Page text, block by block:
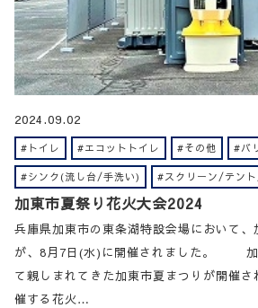
2024.09.02
#トイレ #エコットトイレ #その他 #バ
#シンク(流し台/手洗い) #スクリーン/テン
加東市夏祭り花火大会2024
兵庫県加東市の東条湖特設会場において、
が、8月7日(水)に開催されました。 加
て親しまれてきた加東市夏まつりが開催
催する花火…